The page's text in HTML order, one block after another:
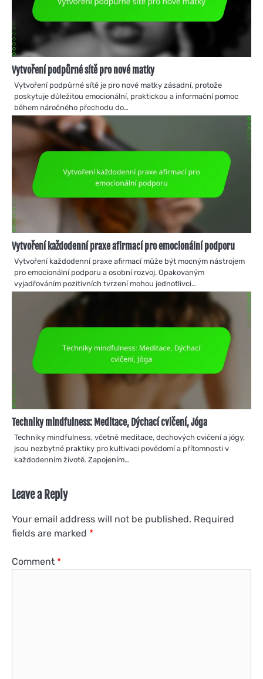
Vytvoření podpůrné sítě pro nové matky
Vytvoření podpůrné sítě je pro nové matky zásadní, protože
poskytuje důležitou emocionální, praktickou a informační pomoc
během náročného přechodu do…
Vytvoření každodenní praxe afirmací pro emocionální podporu
Vytvoření každodenní praxe afirmací může být mocným nástrojem
pro emocionální podporu a osobní rozvoj. Opakovaným
vyjadřováním pozitivních tvrzení mohou jednotlivci…
Techniky mindfulness: Meditace, Dýchací cvičení, Jóga
Techniky mindfulness, včetně meditace, dechových cvičení a jógy,
jsou nezbytné praktiky pro kultivaci povědomí a přítomnosti v
každodenním životě. Zapojením…
Leave a Reply
Your email address will not be published. Required
fields are marked *
Comment *